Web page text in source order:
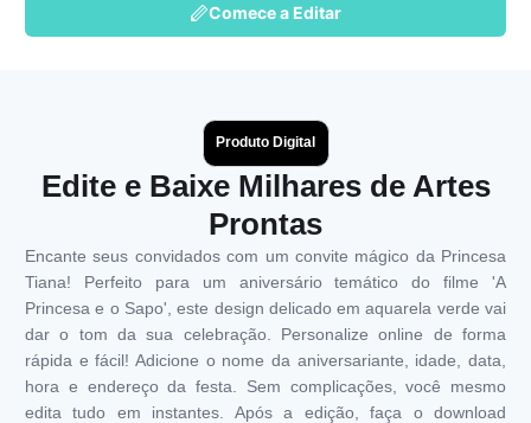
Comece a Editar
Produto Digital
Edite e Baixe Milhares de Artes
Prontas
Encante seus convidados com um convite mágico da Princesa
Tiana! Perfeito para um aniversário temático do filme 'A
Princesa e o Sapo', este design delicado em aquarela verde vai
dar o tom da sua celebração. Personalize online de forma
rápida e fácil! Adicione o nome da aniversariante, idade, data,
hora e endereço da festa. Sem complicações, você mesmo
edita tudo em instantes. Após a edição, faça o download